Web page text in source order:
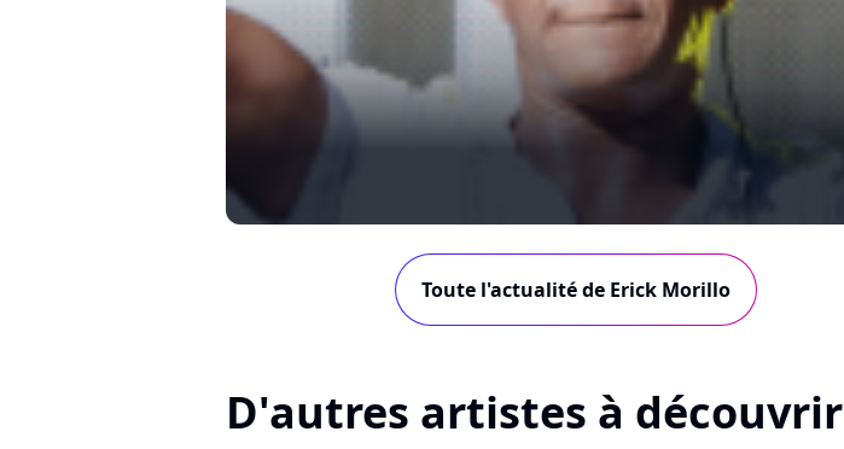
Toute l'actualité de Erick Morillo
D'autres artistes à découvrir